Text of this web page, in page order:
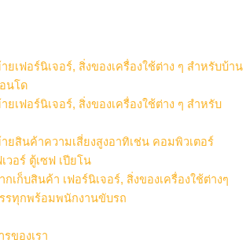
ยเฟอร์นิเจอร์, สิ่งของเครื่องใช้ต่าง ๆ สำหรับบ้าน
นโด
ยเฟอร์นิเจอร์, สิ่งของเครื่องใช้ต่าง ๆ สำหรับ
ยสินค้าความเสี่ยงสูงอาทิเช่น คอมพิวเตอร์
วอร์ ตู้เซฟ เปียโน
กเก็บสินค้า เฟอร์นิเจอร์, สิ่งของเครื่องใช้ต่างๆ
รทุกพร้อมพนักงานขับรถ
ของเรา